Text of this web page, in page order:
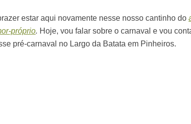
estar aqui novamente nesse nosso cantinho do
próprio. Hoje, vou falar sobre o carnaval e vou
pré-carnaval no Largo da Batata em Pinheiros.